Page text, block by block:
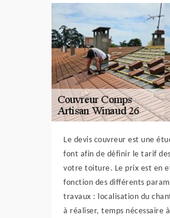
Le devis couvreur est une
font afin de définir le tarif
votre toiture. Le prix est en
fonction des différents
travaux : localisation du
à réaliser, temps nécessaire